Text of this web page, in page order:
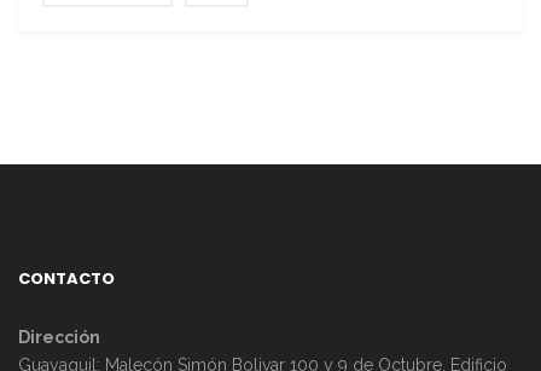
CONTACTO
Dirección
Guayaquil: Malecón Simón Bolivar 100 y 9 de Octubre, Edificio